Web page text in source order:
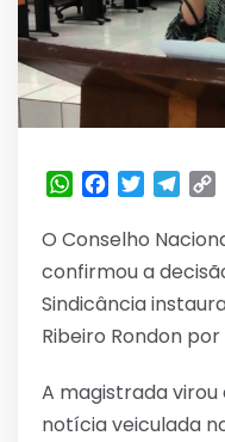
WhatsApp
Facebook
Twitter
O Conselho
confirmou a
Sindicância
Ribeiro Rondon
A magistrada
notícia veiculada